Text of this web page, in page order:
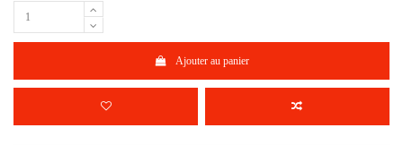
Ajouter au panier